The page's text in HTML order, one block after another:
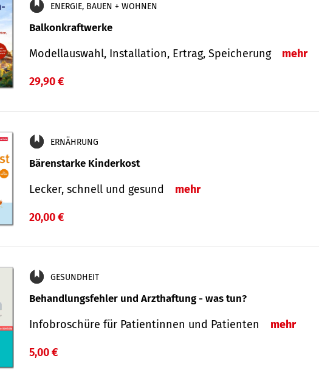
ENERGIE, BAUEN + WOHNEN
Balkonkraftwerke
Modellauswahl, Installation, Ertrag, Speicherung mehr
29,90 €
ERNÄHRUNG
Bärenstarke Kinderkost
Lecker, schnell und gesund mehr
20,00 €
GESUNDHEIT
Behandlungsfehler und Arzthaftung - was tun?
Infobroschüre für Patientinnen und Patienten mehr
5,00 €